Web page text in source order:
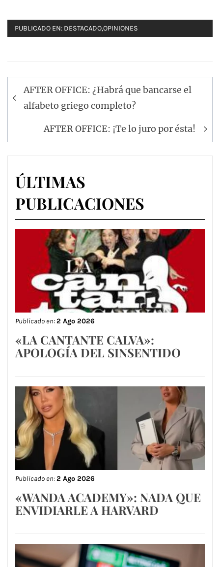
PUBLICADO EN: DESTACADO,OPINIONES
Navegación
de
entradas
AFTER OFFICE: ¿Habrá que bancarse el
alfabeto griego completo?
AFTER OFFICE: ¡Te lo juro por ésta!
ÚLTIMAS
PUBLICACIONES
Publicado en:2 Ago 2026
«LA CANTANTE CALVA»:
APOLOGÍA DEL SINSENTIDO
Publicado en:2 Ago 2026
«WANDA ACADEMY»: NADA QUE
ENVIDIARLE A HARVARD